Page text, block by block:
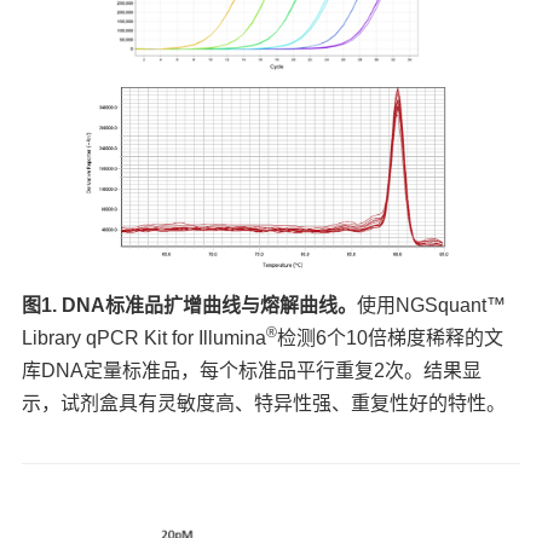
图1. DNA标准品扩增曲线与熔解曲线。使用NGSquant™
Library qPCR Kit for Illumina®检测6个10倍梯度稀释的文
库DNA定量标准品，每个标准品平行重复2次。结果显
示，试剂盒具有灵敏度高、特异性强、重复性好的特性。